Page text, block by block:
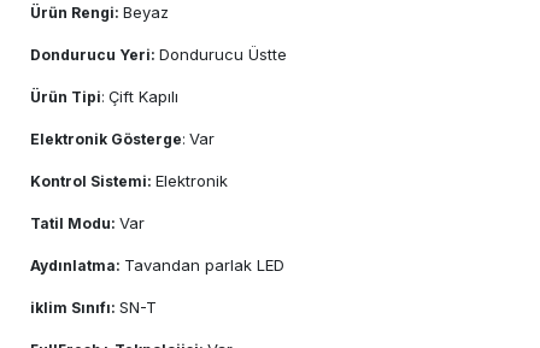
Ürün Rengi: Beyaz
Dondurucu Yeri: Dondurucu Üstte
Ürün Tipi: Çift Kapılı
Elektronik Gösterge: Var
Kontrol Sistemi: Elektronik
Tatil Modu: Var
Aydınlatma: Tavandan parlak LED
iklim Sınıfı: SN-T